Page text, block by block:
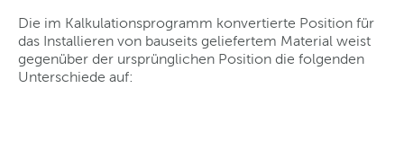
Die im Kalkulationsprogramm konvertierte Position für
das Installieren von bauseits geliefertem Material weist
gegenüber der ursprünglichen Position die folgenden
Unterschiede auf: